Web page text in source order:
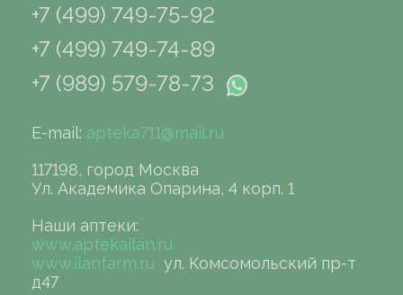
+7 (499) 749-75-92
+7 (499) 749-74-89
+7 (989) 579-78-73
E-mail: apteka711@mail.ru
117198, город Москва
Ул. Академика Опарина, 4 корп. 1
Наши аптеки:
www.aptekailan.ru
www.ilanfarm.ru ул. Комсомольский пр-т
д47